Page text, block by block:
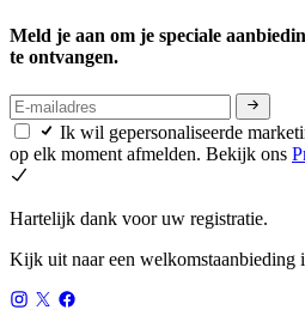
Meld je aan om je speciale
te ontvangen.
Ik wil gepersonaliseerde
op elk moment afmelden. Bekijk ons
Hartelijk dank voor uw registratie.
Kijk uit naar een welkomstaanbieding